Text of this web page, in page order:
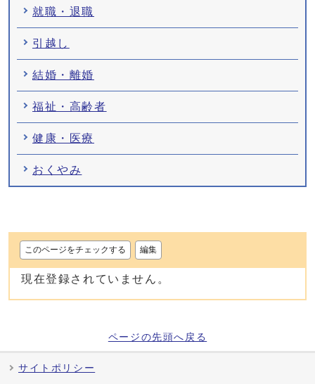
就職・退職
引越し
結婚・離婚
福祉・高齢者
健康・医療
おくやみ
このページをチェックする 編集
現在登録されていません。
ページの先頭へ戻る
サイトポリシー